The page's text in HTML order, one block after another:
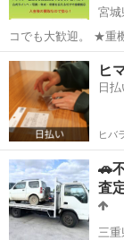
宮城
コでも大歓迎。 ​★重
ター。サビだら…
宮城 石巻市
ヒ
日
ヒバ
🚗
査
三